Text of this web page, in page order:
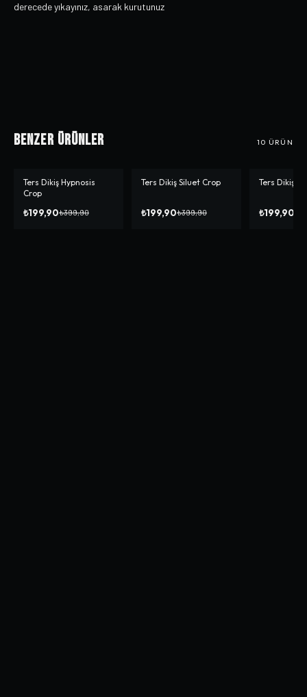
derecede yıkayınız, asarak kurutunuz
Benzer Ürünler 10 ÜRÜN
-%50
Ters Dikiş Hypnosis
Crop
₺199,90₺399,90
-%50
Ters Dikiş Siluet Crop
₺199,90₺399,90
-%33
Ters Dikiş
₺199,90